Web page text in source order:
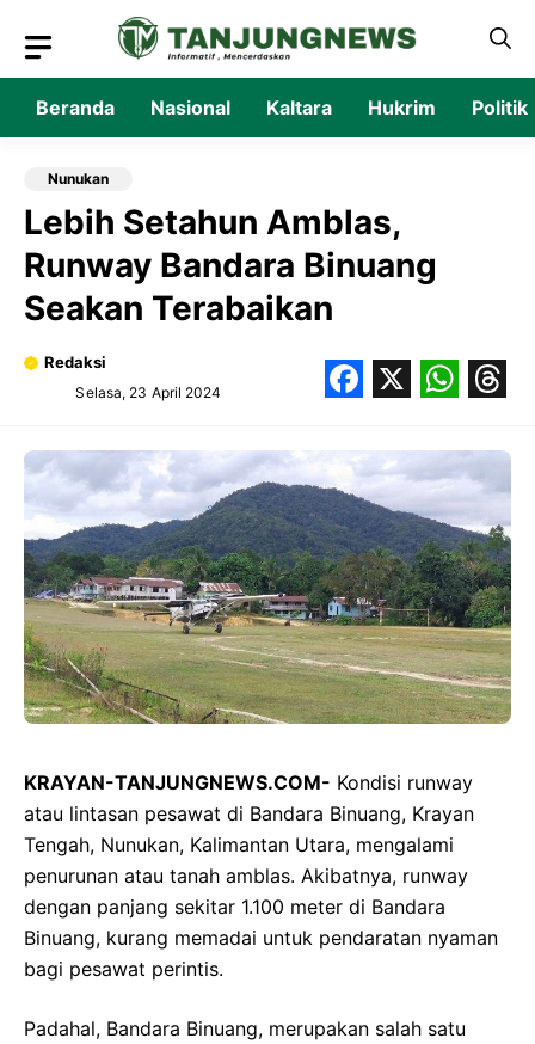
isi
Beranda Nasional Kaltara Hukrim Politik
Nunukan
Lebih Setahun Amblas,
Runway Bandara Binuang
Seakan Terabaikan
Redaksi
Selasa, 23 April 2024
KRAYAN-TANJUNGNEWS.COM- Kondisi runway
atau lintasan pesawat di Bandara Binuang, Krayan
Tengah, Nunukan, Kalimantan Utara, mengalami
penurunan atau tanah amblas. Akibatnya, runway
dengan panjang sekitar 1.100 meter di Bandara
Binuang, kurang memadai untuk pendaratan nyaman
bagi pesawat perintis.
Padahal, Bandara Binuang, merupakan salah satu